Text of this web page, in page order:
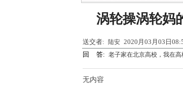
涡轮操涡轮妈
送交者: 陆安 2020月03月03日
回 答: 老子家在北京高校，我在
无内容